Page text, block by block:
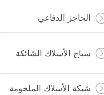
الحاجز الدفاعي
سياج الأسلاك الشائكة
شبكة الأسلاك الملحومة